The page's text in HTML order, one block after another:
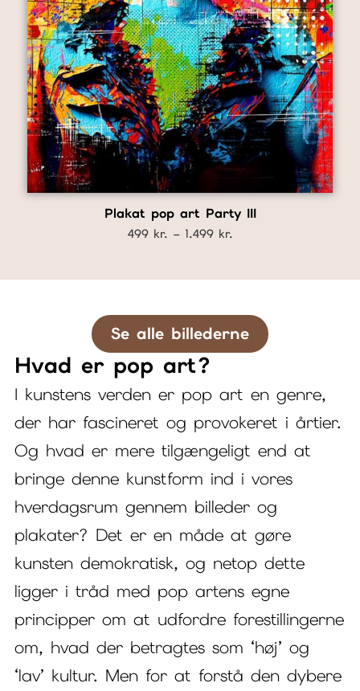
Plakat pop art Party III
499 kr. – 1.499 kr.
1.499 kr.
Se alle billederne
Hvad er pop art?
I kunstens verden er pop art en genre,
der har fascineret og provokeret i årtier.
Og hvad er mere tilgængeligt end at
bringe denne kunstform ind i vores
hverdagsrum gennem billeder og
plakater? Det er en måde at gøre
kunsten demokratisk, og netop dette
ligger i tråd med pop artens egne
principper om at udfordre forestillingerne
om, hvad der betragtes som ‘høj’ og
‘lav’ kultur. Men for at forstå den dybere